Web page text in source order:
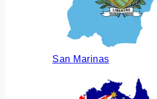
San Marinas